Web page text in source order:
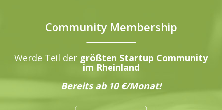
Community Membership
Werde Teil der größten Startup Community
im Rheinland
Bereits ab 10 €/Monat!